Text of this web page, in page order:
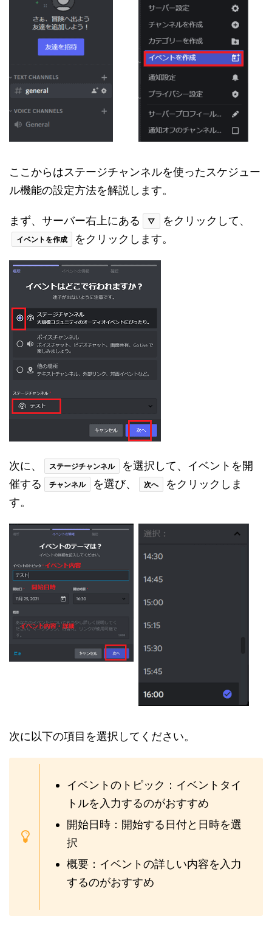
ここからはステージチャンネルを使ったスケジュー
ル機能の設定方法を解説します。
まず、サーバー右上にある ▽ をクリックして、
イベントを作成 をクリックします。
次に、 ステージチャンネル
を選択して、イベントを開
催する
チャンネル を選び、 次へ
をクリックしま
す。
次に以下の項目を選択してください。
イベントのトピック：イベントタイ
トルを入力するのがおすすめ
開始日時：開始する日付と日時を選
択
概要：イベントの詳しい内容を入力
するのがおすすめ